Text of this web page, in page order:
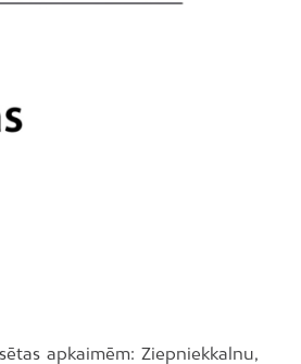
apkaimēm: Ziepniekkalnu,